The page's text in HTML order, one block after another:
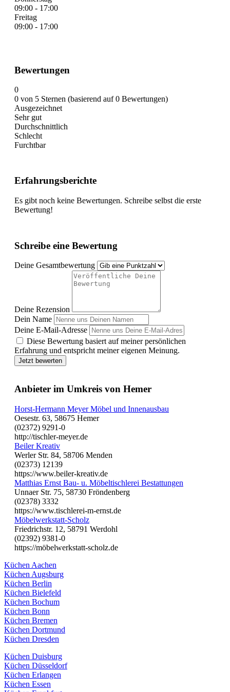
09:00 - 17:00
Freitag
09:00 - 17:00
Bewertungen
0
0 von 5 Sternen (basierend auf 0 Bewertungen)
Ausgezeichnet
Sehr gut
Durchschnittlich
Schlecht
Furchtbar
Erfahrungsberichte
Es gibt noch keine Bewertungen. Schreibe selbst die erste
Bewertung!
Schreibe eine Bewertung
Deine Gesamtbewertung
Deine Rezension
Dein Name
Deine E-Mail-Adresse
Diese Bewertung basiert auf meiner persönlichen
Erfahrung und entspricht meiner eigenen Meinung.
Jetzt bewerten
Anbieter im Umkreis von Hemer
Horst-Hermann Meyer Möbel und Innenausbau
Oesestr. 63, 58675 Hemer
(02372) 9291-0
http://tischler-meyer.de
Beiler Kreativ
Werler Str. 84, 58706 Menden
(02373) 12139
https://www.beiler-kreativ.de
Matthias Ernst Bau- u. Möbeltischlerei Bestattungen
Unnaer Str. 75, 58730 Fröndenberg
(02378) 3332
https://www.tischlerei-m-ernst.de
Möbelwerkstatt-Scholz
Friedrichstr. 12, 58791 Werdohl
(02392) 9381-0
https://möbelwerkstatt-scholz.de
Küchen Aachen
Küchen Augsburg
Küchen Berlin
Küchen Bielefeld
Küchen Bochum
Küchen Bonn
Küchen Bremen
Küchen Dortmund
Küchen Dresden
Küchen Duisburg
Küchen Düsseldorf
Küchen Erlangen
Küchen Essen